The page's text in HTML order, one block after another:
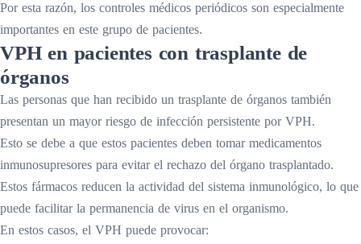
Por esta razón, los controles médicos periódicos son especialmente
importantes en este grupo de pacientes.
VPH en pacientes con trasplante de
órganos
Las personas que han recibido un trasplante de órganos también
presentan un mayor riesgo de infección persistente por VPH.
Esto se debe a que estos pacientes deben tomar medicamentos
inmunosupresores para evitar el rechazo del órgano trasplantado.
Estos fármacos reducen la actividad del sistema inmunológico, lo que
puede facilitar la permanencia de virus en el organismo.
En estos casos, el VPH puede provocar: